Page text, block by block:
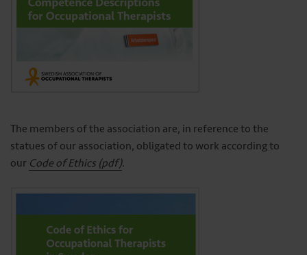
The members of the association are, in reference to the
statues of our association, obligated to work according to
our Code of Ethics (pdf).